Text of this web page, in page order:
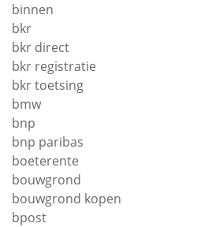
binnen
bkr
bkr direct
bkr registratie
bkr toetsing
bmw
bnp
bnp paribas
boeterente
bouwgrond
bouwgrond kopen
bpost